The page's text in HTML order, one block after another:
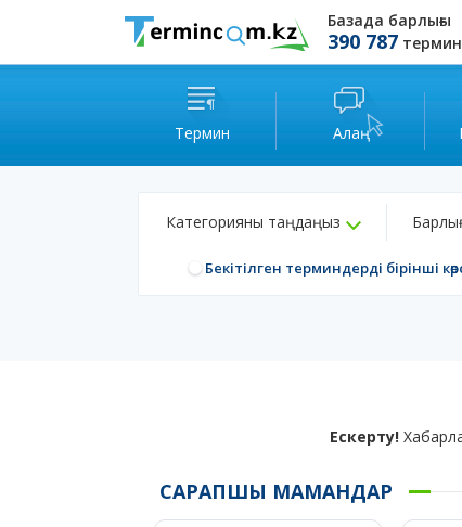
Базада барлығы
390 787 термин
Термин Алаң
Категорияны таңдаңыз
Бекітілген терминдерді бірінші
Ескерту!
САРАПШЫ МАМАНДАР